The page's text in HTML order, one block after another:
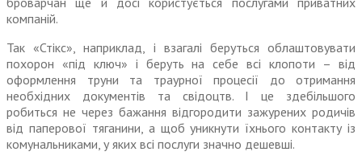
компаній.
Так «Стікс», наприклад, і взагалі беруться облаштовувати
похорон «під ключ» і беруть на себе всі клопоти – від
оформлення труни та траурної процесії до отримання
необхідних документів та сві­доцтв. І це здебільшого
робиться не через бажання відгородити зажурених родичів
від паперової тяганини, а щоб уникнути їхнього контакту із
комунальниками, у яких всі послуги значно дешевші.